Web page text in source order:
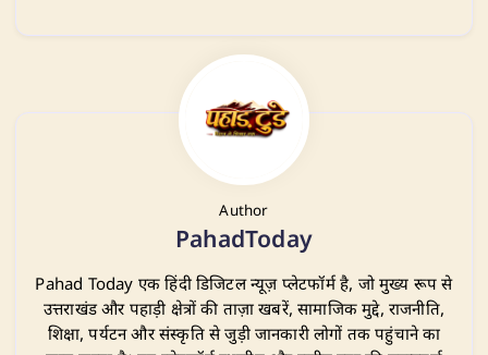
Author
PahadToday
Pahad Today एक हिंदी डिजिटल न्यूज़ प्लेटफॉर्म है, जो मुख्य रूप से
उत्तराखंड और पहाड़ी क्षेत्रों की ताज़ा खबरें, सामाजिक मुद्दे, राजनीति,
शिक्षा, पर्यटन और संस्कृति से जुड़ी जानकारी लोगों तक पहुंचाने का